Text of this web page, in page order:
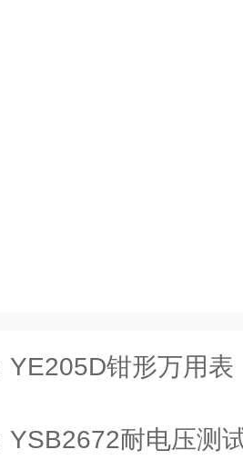
YE205D钳形万用表
YSB2672耐电压测